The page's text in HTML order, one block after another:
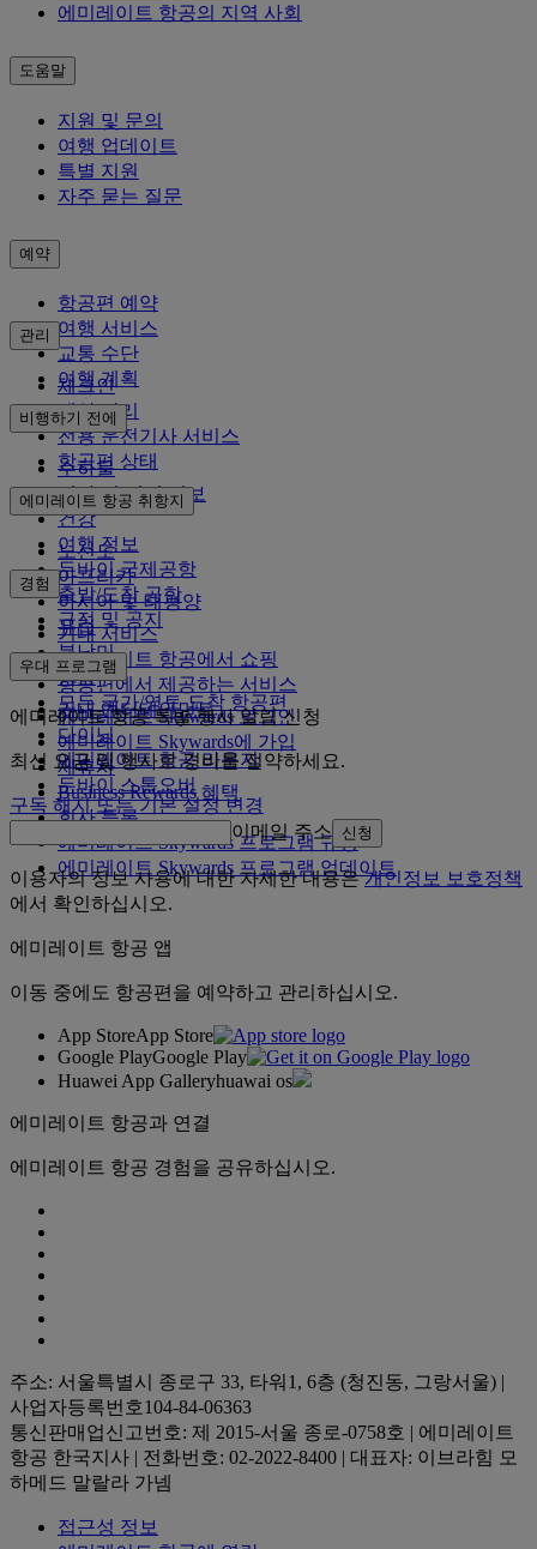
에미레이트 항공의 지역 사회
도움말
지원 및 문의
여행 업데이트
특별 지원
자주 묻는 질문
예약
항공편 예약
여행 서비스
교통 수단
여행 계획
관리
체크인
예약 관리
전용 운전기사 서비스
항공편 상태
비행하기 전에
수하물
비자 및 여권 정보
건강
여행 정보
두바이 국제공항
출발/도착 공항
규정 및 공지
에미레이트 항공 취항지
노선도
아프리카
아시아 및 태평양
유럽
북남미
중동
모든 국가/영토 도착 항공편
경험
기내 서비스
에미레이트 항공에서 쇼핑
항공편에서 제공하는 서비스
기내 엔터테인먼트
다이닝
에미레이트 항공 라운지
두바이 스톱오버
우대 프로그램
에미레이트 Skywards 로그인
에미레이트 Skywards에 가입
제휴사
Business Rewards 혜택
회사 등록
에미레이트 Skywards 프로그램 규정
에미레이트 Skywards 프로그램 업데이트
에미레이트 항공 특별 행사 알림 신청
최신 요금 및 행사로 경비를 절약하세요.
구독 해지 또는 기본 설정 변경
이메일 주소 신청
이용자의 정보 사용에 대한 자세한 내용은개인정보 보호정책
에서 확인하십시오.
에미레이트 항공 앱
이동 중에도 항공편을 예약하고 관리하십시오.
App StoreApp Store
Google PlayGoogle Play
Huawei App Galleryhuawai os
에미레이트 항공과 연결
에미레이트 항공 경험을 공유하십시오.
주소: 서울특별시 종로구 33, 타워1, 6층 (청진동, 그랑서울) |
사업자등록번호104-84-06363
통신판매업신고번호: 제 2015-서울 종로-0758호 | 에미레이트
항공 한국지사 | 전화번호: 02-2022-8400 | 대표자: 이브라힘 모
하메드 말랄라 가넴
접근성 정보